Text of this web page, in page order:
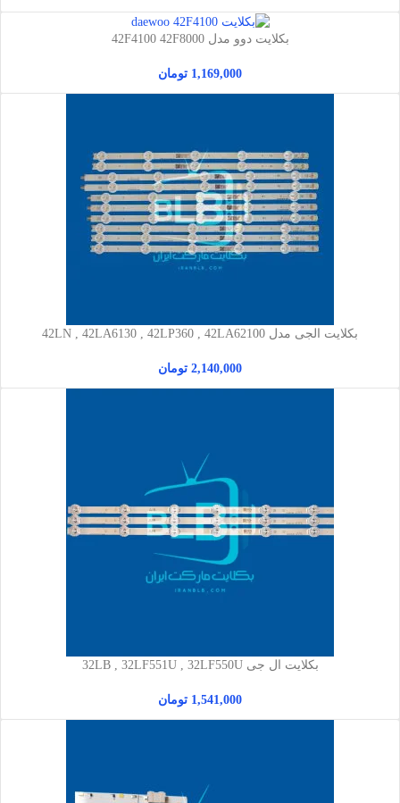
بکلایت دوو مدل 42F4100 42F8000
1,169,000 تومان
بکلایت الجی مدل 42LN , 42LA6130 , 42LP360 , 42LA62100
2,140,000 تومان
بکلایت ال جی 32LB , 32LF551U , 32LF550U
1,541,000 تومان